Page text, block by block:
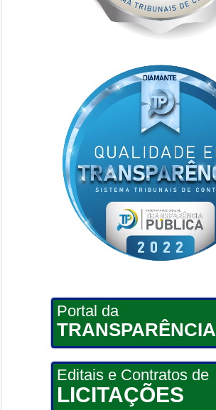
Portal da
TRANSPARÊNCIA
Editais e Contratos de
LICITAÇÕES